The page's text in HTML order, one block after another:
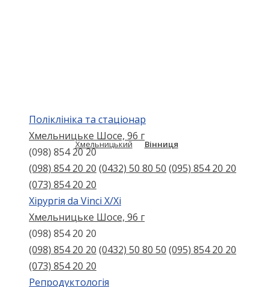
Хмельницький Вінниця
Поліклініка та стаціонар
Хмельницьке Шосе, 96 г
(098) 854 20 20
(098) 854 20 20 (0432) 50 80 50 (095) 854 20 20
(073) 854 20 20
Хірургія da Vinci X/Xі
Хмельницьке Шосе, 96 г
(098) 854 20 20
(098) 854 20 20 (0432) 50 80 50 (095) 854 20 20
(073) 854 20 20
Репродуктологія